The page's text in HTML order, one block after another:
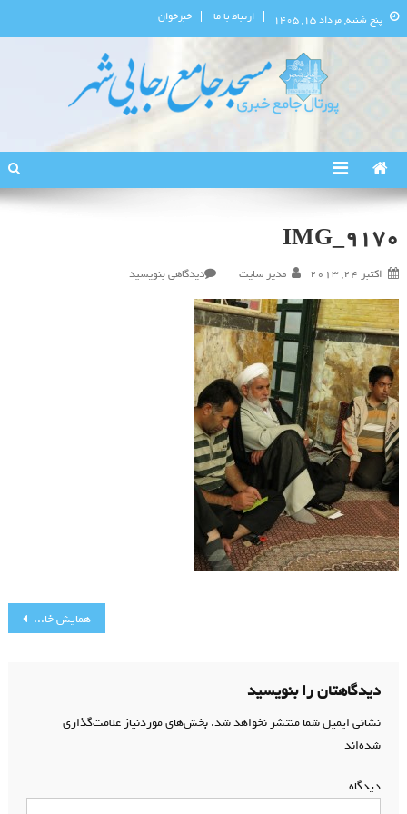
پنج شنبه, مرداد ۱۵, ۱۴۰۵ ارتباط با ما خبرخوان
پورتال اطلاع‌رسانی مسجد جامع
IMG_9170
اکتبر 24, 2013 مدیر سایت دیدگاهی بنویسیددر
همایش خانواده قرآنی
دیدگاهتان را بنویسید
نشانی ایمیل شما منتشر نخواهد شد.بخش‌های موردنیاز علامت‌گذاری
شده‌اند
دیدگاه